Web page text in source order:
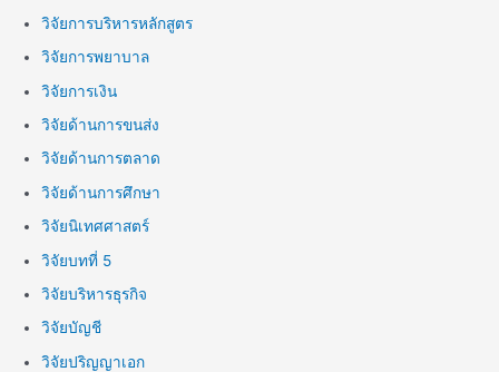
วิจัยการบริหารหลักสูตร
วิจัยการพยาบาล
วิจัยการเงิน
วิจัยด้านการขนส่ง
วิจัยด้านการตลาด
วิจัยด้านการศึกษา
วิจัยนิเทศศาสตร์
วิจัยบทที่ 5
วิจัยบริหารธุรกิจ
วิจัยบัญชี
วิจัยปริญญาเอก